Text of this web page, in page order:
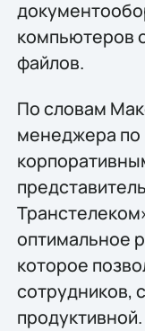
компьютеров
файлов.
По словам
менеджера по
оптимальное
которое
сотрудников,
продуктивной.